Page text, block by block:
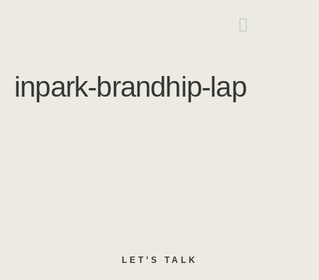
inpark-brandhip-lap
LET’S TALK